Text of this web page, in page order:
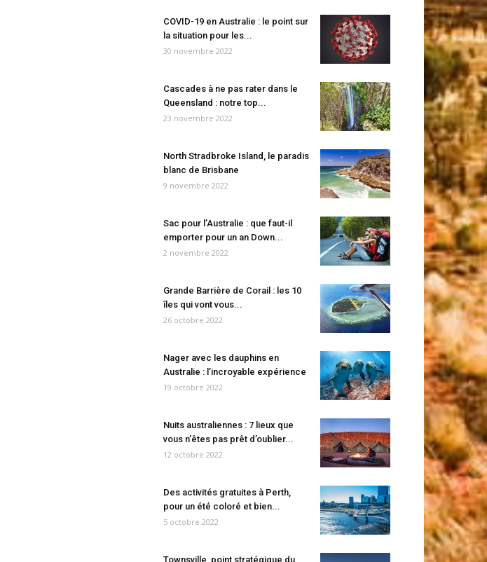
COVID-19 en Australie : le point sur
la situation pour les...
30 novembre 2022
Cascades à ne pas rater dans le
Queensland : notre top...
23 novembre 2022
North Stradbroke Island, le paradis
blanc de Brisbane
9 novembre 2022
Sac pour l’Australie : que faut-il
emporter pour un an Down...
2 novembre 2022
Grande Barrière de Corail : les 10
îles qui vont vous...
26 octobre 2022
Nager avec les dauphins en
Australie : l’incroyable expérience
19 octobre 2022
Nuits australiennes : 7 lieux que
vous n’êtes pas prêt d’oublier...
12 octobre 2022
Des activités gratuites à Perth,
pour un été coloré et bien...
5 octobre 2022
Townsville, point stratégique du